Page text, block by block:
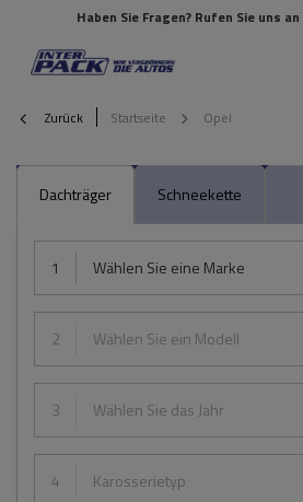
Haben Sie Fragen? Rufen Sie uns an
Zurück Startseite Opel
Dachträger Schneekette
1 Wählen Sie eine Marke
2 Wählen Sie ein Modell
3 Wählen Sie das Jahr
4 Karosserietyp